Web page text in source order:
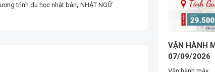
trình du học nhật bản, NHẬT NGỮ
VẬN HÀNH
07/09/2026